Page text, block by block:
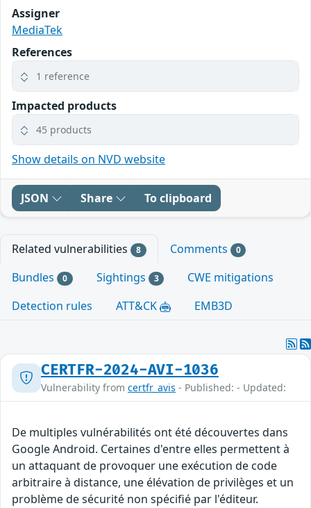
Assigner
MediaTek
References
1 reference
Impacted products
45 products
Show details on NVD website
JSON Share To clipboard
Related vulnerabilities 8 Comments 0
Bundles 0 Sightings 3
CWE mitigations
Detection rules
ATT&CK EMB3D
CERTFR-2024-AVI-1036
Vulnerability from certfr_avis - Published: - Updated:
De multiples vulnérabilités ont été découvertes dans
Google Android. Certaines d'entre elles permettent à
un attaquant de provoquer une exécution de code
arbitraire à distance, une élévation de privilèges et un
problème de sécurité non spécifié par l'éditeur.